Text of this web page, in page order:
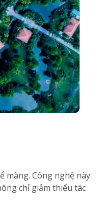
màng. Công nghệ này
chỉ giảm thiểu tác